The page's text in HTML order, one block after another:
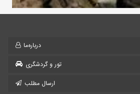
درباره‌ما
تور و گردشگری
ارسال مطلب